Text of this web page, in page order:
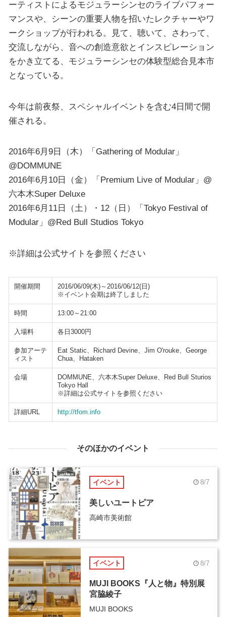
ーティストによるモジュラーシンセのライブパフォー
マンスや、シーンの重要人物を招いたレクチャーやワ
ークショップが行われる。見て、聴いて、さわって、
交流しながら、音への創造意欲とインスピレーション
をかき立てる、モジュラーシンセの体験型総合見本市
となっている。
今年は前夜祭、スペシャルイベントを含む4日間で開
催される。
2016年6月9日（木）「Gathering of Modular」
@DOMMUNE
2016年6月10日（金）「Premium Live of Modular」@
六本木Super Deluxe
2016年6月11日（土）・12（日）「Tokyo Festival of
Modular」@Red Bull Studios Tokyo
※詳細は公式サイトを参照ください
開催期間
2016/06/09(木)～2016/06/12(日)
※イベント会期は終了しました
時間 13:00～21:00
入場料 各日3000円
参加アーテ
ィスト
Eat Static、Richard Devine、Jim O'rouke、George
Chua、Hataken
会場
DOMMUNE、六本木Super Deluxe、Red Bull Sturios
Tokyo Hall
※詳細は公式サイトを参照ください
詳細URL http://tfom.info
そのほかのイベント
イベント 8/7
美しいユートピア
高崎市美術館
イベント 8/7
MUJI BOOKS『人と物』特別展
宮脇綾子
MUJI BOOKS